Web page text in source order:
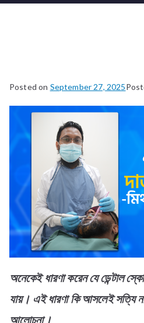
Posted on September 27, 2025
অনেকেই ধারণা করেন যে ডেন্টাল
যায়। এই ধারণা কি আসলেই সত্যি
আলোচনা।